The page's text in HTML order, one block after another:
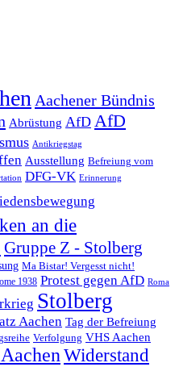
Aachener Bündnis
Abrüstung AfD AfD
Antikriegstag
Ausstellung Befreiung vom
DFG-VK Erinnerung
an die
Gruppe Z - Stolberg
Ma Bistar! Vergesst nicht!
1938 Protest gegen AfD Roma
Stolberg
Aachen Tag der Befreiung
Verfolgung VHS Aachen
Widerstand